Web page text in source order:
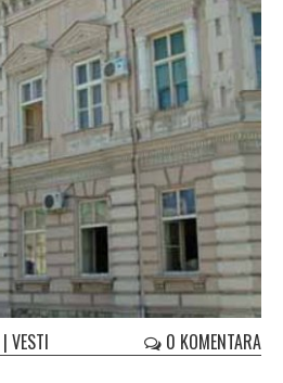
| VESTI 0 KOMENTARA